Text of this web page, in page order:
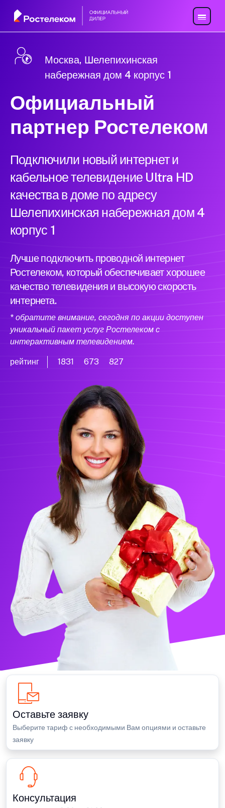
Москва, Шелепихинская
набережная дом 4 корпус 1
Официальный
партнер Ростелеком
Подключили новый интернет и
кабельное телевидение Ultra HD
качества в доме по адресу
Шелепихинская набережная дом 4
корпус 1
Лучше подключить проводной интернет
Ростелеком, который обеспечивает хорошее
качество телевидения и высокую скорость
интернета.
* обратите внимание, сегодня по акции доступен
уникальный пакет услуг Ростелеком с
интерактивным телевидением.
рейтинг 1831 673 827
Оставьте заявку
Выберите тариф с необходимыми Вам опциями и оставьте
заявку
Консультация